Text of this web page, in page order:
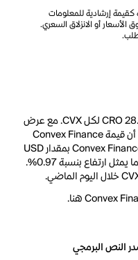
إرشادية للمعلومات
أو الانزلاق السعري.
السعر الحالي لـ Convex Finance هو CRO 28.37 لكل CVX. مع عرض
متداول يبلغ 99.24M CVX، فإن هذا يعني أن قيمة Convex Finance
السوقية تبلغ 149.7M. ارتفع حجم تداول Convex Finance بمقدار USD
49.46k خلال الـ 24 ساعة الماضية، وهو ما يمثل ارتفاع بنسبة 0.97%.
النص البرمجي